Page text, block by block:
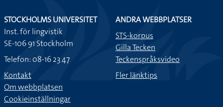
STOCKHOLMS UNIVERSITET
Inst. för lingvistik
SE-106 91 Stockholm
Telefon: 08-16 23 47
Kontakt
Om webbplatsen
Cookieinställningar
ANDRA WEBBPLATSER
STS-korpus
Gilla Tecken
Teckenspråksvideo
Fler länktips